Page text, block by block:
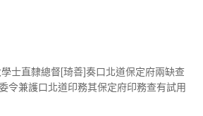
士直隸總督[琦善]奏口北道保定府兩缺查
令兼護口北道印務其保定府印務查有試用